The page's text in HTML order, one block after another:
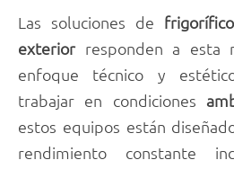
Las soluciones de
exterior responden a esta
enfoque técnico y
trabajar en condiciones
estos equipos están
rendimiento constante